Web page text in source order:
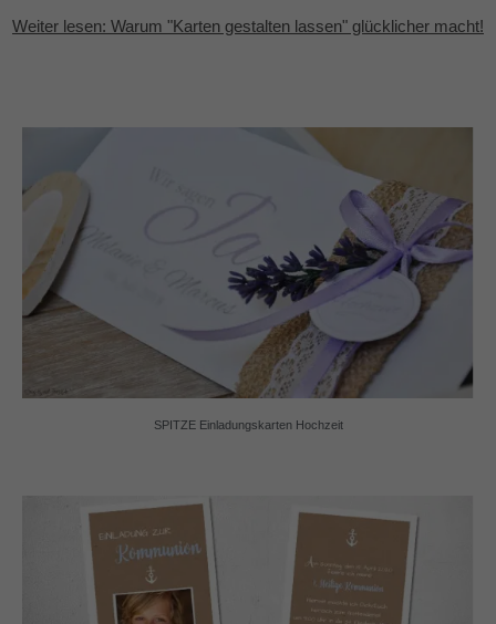
Weiter lesen: Warum "Karten gestalten lassen" glücklicher macht!
SPITZE Einladungskarten Hochzeit